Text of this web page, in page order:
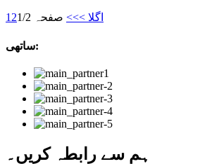
1 2 اگلا >>> صفحہ 1/2
ساتھی:
ہم سے رابطہ کریں۔